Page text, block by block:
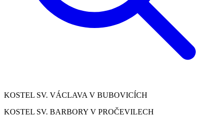
KOSTEL SV. VÁCLAVA V BUBOVICÍCH
KOSTEL SV. BARBORY V PROČEVILECH